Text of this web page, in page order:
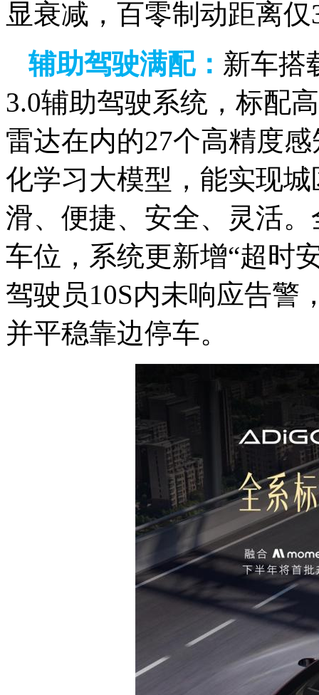
显衰减，百零制动距离仅
辅助驾驶满配： 新车搭
3.0辅助驾驶系统，标配
雷达在内的27个高精度
化学习大模型，能实现
滑、便捷、安全、灵活
车位，系统更新增“超时
驾驶员10S内未响应告警
并平稳靠边停车。